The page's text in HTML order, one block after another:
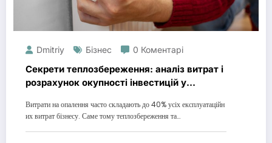
Dmitriy Бізнес 0 Коментарі
Секрети теплозбереження: аналіз витрат і
розрахунок окупності інвестицій у
Витрати на опалення часто складають до 40% усіх експлуатаційн
их витрат бізнесу. Саме тому теплозбереження та…